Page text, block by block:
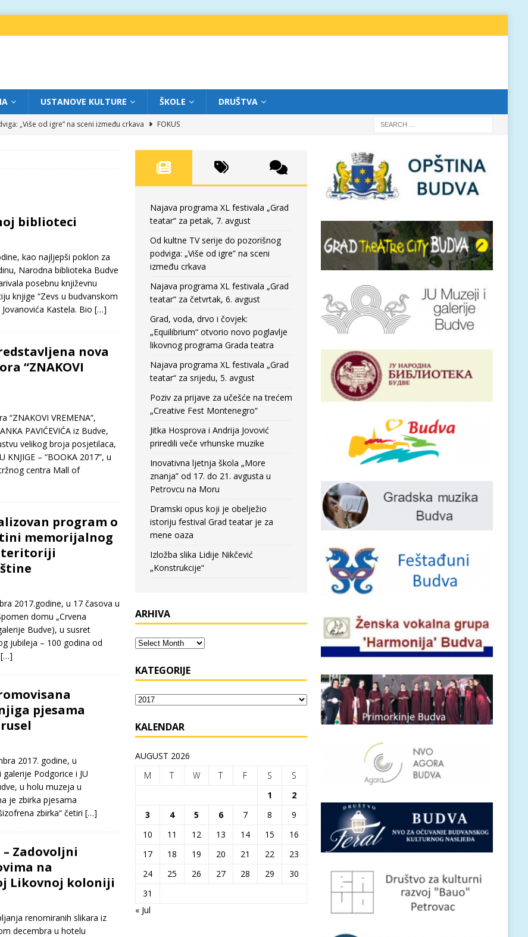
USTANOVE KULTURE ŠKOLE DRUŠTVA
„Više od igre” na sceni između crkava
FOKUS
otvorio novo poglavlje likovnog programa Grada teatra
FOKUS
biblioteci
kao najljepši poklon za
Narodna biblioteka Budve
posebnu književnu
knjige “Zevs u budvanskom
Kastela. Bio […]
nova
“ZNAKOVI
“ZNAKOVI VREMENA”,
PAVIĆEVIĆA iz Budve,
velikog broja posjetilaca,
KNJIGE – “BOOKA 2017”, u
centra Mall of
program o
memorijalnog
teritoriji
2017.godine, u 17 časova u
domu „Crvena
Budve), u susret
jubileja – 100 godina od
[…]
pjesama
2017. godine, u
Podgorice i JU
u holu muzeja u
je zbirka pjesama
zbirka“ četiri […]
Zadovoljni
na
Likovnoj koloniji
renomiranih slikara iz
decembra u hotelu
Najava programa XL festivala „Grad
teatar“ za petak, 7. avgust
Od kultne TV serije do pozorišnog
podviga: „Više od igre” na sceni
između crkava
Najava programa XL festivala „Grad
teatar“ za četvrtak, 6. avgust
Grad, voda, drvo i čovjek:
„Equilibrium“ otvorio novo poglavlje
likovnog programa Grada teatra
Najava programa XL festivala „Grad
teatar“ za srijedu, 5. avgust
Poziv za prijave za učešće na trećem
„Creative Fest Montenegro“
Jitka Hosprova i Andrija Jovović
priredili veče vrhunske muzike
Inovativna ljetnja škola „More
znanja” od 17. do 21. avgusta u
Petrovcu na Moru
Dramski opus koji je obelježio
istoriju festival Grad teatar je za
mene oaza
Izložba slika Lidije Nikčević
„Konstrukcije“
ARHIVA
KATEGORIJE
KALENDAR
AUGUST 2026
M
T W T F S
S
1
2
3
4 5 6 7 8
9
10
11 12 13 14 15
16
17
18 19 20 21 22
23
24
25 26 27 28 29
30
31
« Jul